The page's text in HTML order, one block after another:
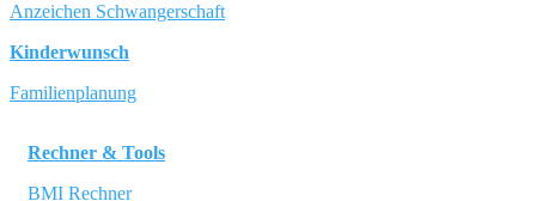
Anzeichen Schwangerschaft
Kinderwunsch
Familienplanung
Rechner & Tools
BMI Rechner